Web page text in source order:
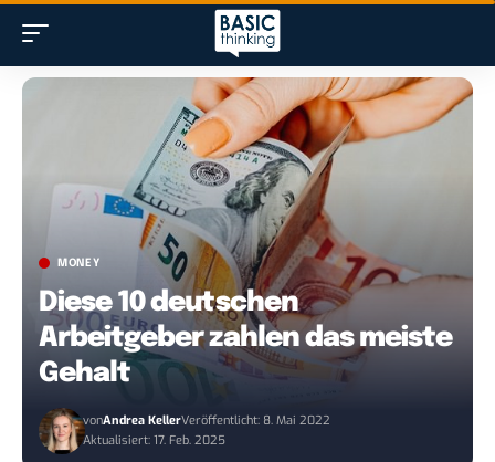
MONEY
Diese 10 deutschen
Arbeitgeber zahlen das meiste
Gehalt
vonAndrea KellerVeröffentlicht: 8. Mai 2022
Aktualisiert: 17. Feb. 2025